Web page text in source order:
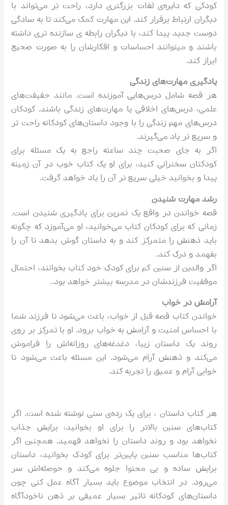
کودکی که دایره‌ی لغات بزرگتری دارد، راحت ‌تر می‌تواند با
دیگران ارتباط برقرار کند. این مهارت کمک می‌کند تا به سادگی
دوست جدید پیدا کند، با دیگران رابطه‌ ی سازنده تری داشته
باشند و میتوانند احساسات و افکارشان را به صورت صحیح
ابراز کند.
یادگیری مهارت‌های زندگی
هر قصه شامل درس‌هایی آموزنده است. مانند حقیقت‌های
علمی، درس‌های اخلاقی یا مهارت‌های زندگی باشند. کودکان
درس‌های مهم زندگی را با وجود داستان‌های کودکانه راحت ‌تر
و سریع ‌تر یاد می‌گیرند.
اگر به جای صحبت چند ساعته راجع به یک مسئله برای
کودکتان سخنرانی کنید، برای او یک کتاب خوب در آن زمینه
پیدا و بخوانید خیلی سریع ‌تر آن را یاد خواهد گرفت.
رشد مهارت شنیدن
قصه خواندن در واقع یک تمرین برای یادگیری شنیدن است.
زمانی که برای کودکان کتاب می‌خوانید، او می‌آموزد که چگونه
باید ذهنش را متمرکز کند و به داستان گوش بدهد تا آن را
بفهمد و درک کند.
اگر والدین از سنین کم برای کودک خود کتاب بخوانند، احتمال
موفقیت فرزندشان در مدرسه بیشتر خواهد بود..
آرامش در خواب
خواندن کتاب قصه قبل از خواب، باعث می‌شود تا فرزند شما
با احساس امنیت و آرامش به خواب برود. او با تمرکز بر روی
روند یک داستان زیبا، دغدغه‌های روزانه‌اش را فراموش
می‌کند و ذهنش آرام می‌شود. این مسئله باعث می‌شود تا
خوابی آرام و عمیق را تجربه کند.
هر کتاب داستان ، برای یک رده‌ی سنی نوشته شده است. اگر
کتاب‌های سنین بالاتر را برای او بخوانید، برایش جذاب
نخواهد بود و روند داستان را نخواهد فهمید. همچنین اگر
کتاب‌ها مناسب سنین پایین‌تر برای کودک بخوانید، داستان
برایش ساده و بی محتوا جلوه می‌کند و حوصله‌اش سر
می‌رود. در انتخاب موضوع باید بسیار آگاه عمل کنی چون
داستان‌های کودکانه تاثیر بسیار عمیقی بر ذهن ناخودآگاه